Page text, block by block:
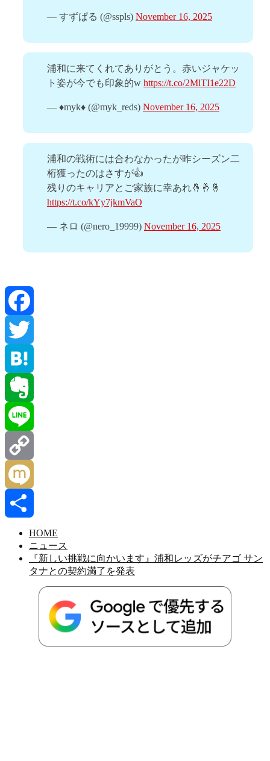
— すずぱる (@sspls) November 16, 2025
浦和に来てくれてありがとう。赤いジャケッ
ト姿が今でも印象的w https://t.co/2MlTI1e22D
— ♦️myk♦️ (@myk_reds) November 16, 2025
浦和の戦術には合わなかったが昨シーズン二
桁獲ったのはさすが👍
残りのキャリアとご家族に幸あれ🤞🤞🤞
https://t.co/kYy7jkmVaO
— ネロ (@nero_19999) November 16, 2025
Facebook
Twitter
Hatena
Evernote
Line
Copy
Link
Mixi
HOME
ニュース
『新しい挑戦に向かいます』浦和レッズがチアゴ サン
タナとの契約満了を発表